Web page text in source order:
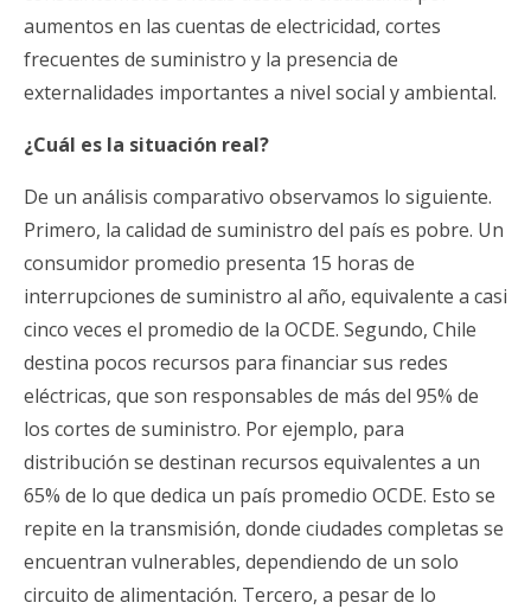
aumentos en las cuentas de electricidad, cortes
frecuentes de suministro y la presencia de
externalidades importantes a nivel social y ambiental.
¿Cuál es la situación real?
De un análisis comparativo observamos lo siguiente.
Primero, la calidad de suministro del país es pobre. Un
consumidor promedio presenta 15 horas de
interrupciones de suministro al año, equivalente a casi
cinco veces el promedio de la OCDE. Segundo, Chile
destina pocos recursos para financiar sus redes
eléctricas, que son responsables de más del 95% de
los cortes de suministro. Por ejemplo, para
distribución se destinan recursos equivalentes a un
65% de lo que dedica un país promedio OCDE. Esto se
repite en la transmisión, donde ciudades completas se
encuentran vulnerables, dependiendo de un solo
circuito de alimentación. Tercero, a pesar de lo